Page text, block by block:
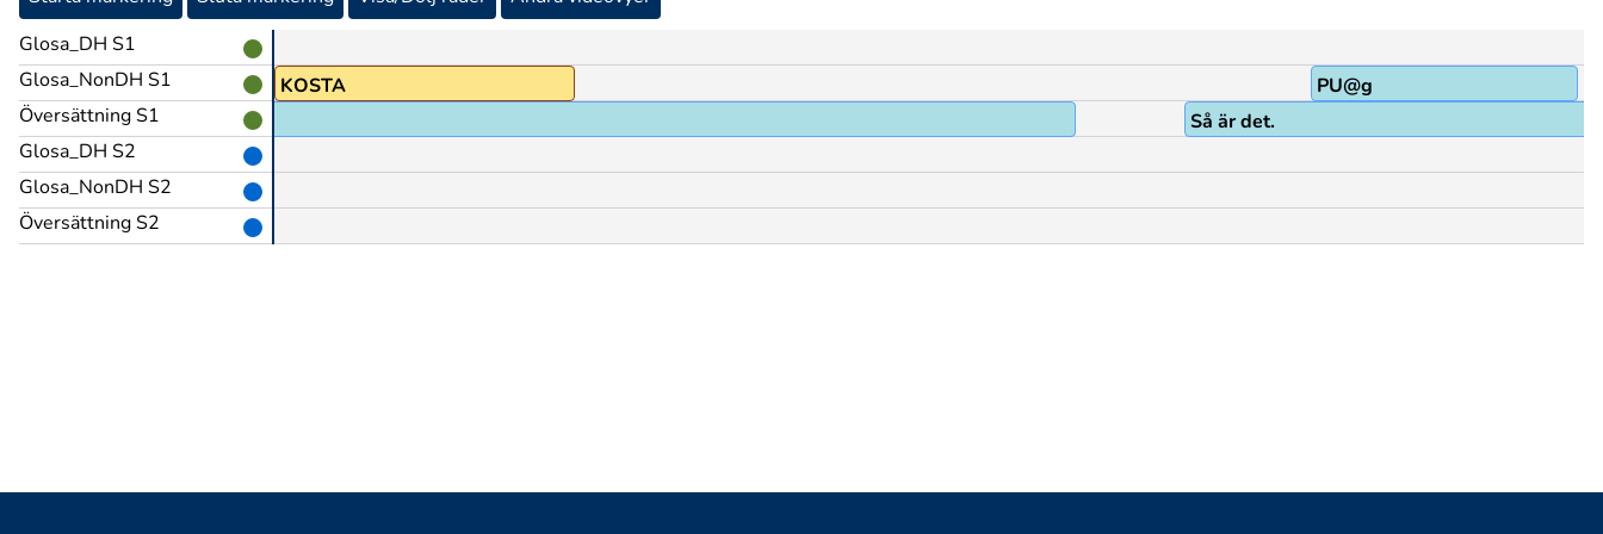
Glosa_DH S1
Glosa_NonDH S1
Översättning S1
Glosa_DH S2
Glosa_NonDH S2
Översättning S2
TRO KOSTA
PU@g
Så är det.